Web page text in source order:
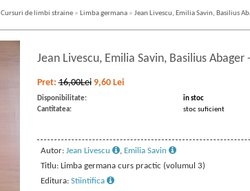
Cursuri de limbi straine » Limba germana » Jean Livescu, Emilia Savin, Basilius
Jean Livescu, Emilia Savin, Basilius Abager -
Pret:16,00Lei 9,60 Lei
Disponibilitate:
in stoc
Cantitatea:
stoc suficient
Autor: Jean Livescu , Emilia Savin
Titlu: Limba germana curs practic (volumul 3)
Editura: Stiintifica